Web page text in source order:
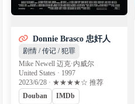
Donnie Brasco 忠奸人
剧情 / 传记 / 犯罪
Mike Newell 迈克·内威尔
United States · 1997
2023/6/28 · ★★★★☆ 推荐
Douban
IMDb